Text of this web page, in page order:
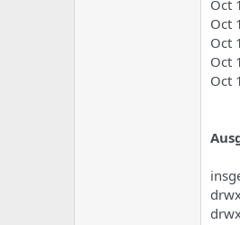
Oct
Oct
Oct
Oct
Oct